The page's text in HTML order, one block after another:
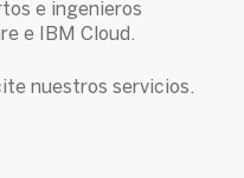
e ingenieros
e IBM Cloud.
nuestros servicios.